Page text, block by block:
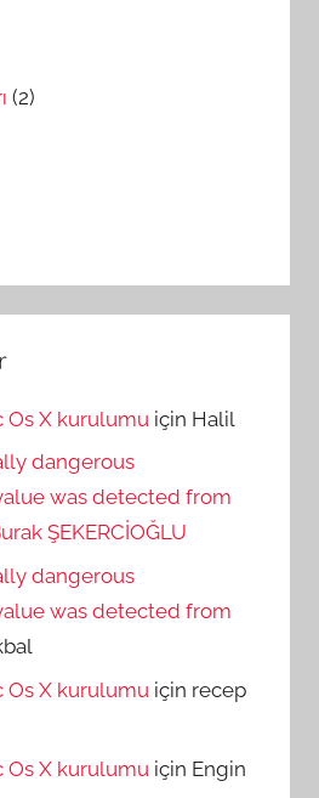
(2)
Os X kurulumu için Halil
dangerous
was detected from
ŞEKERCİOĞLU
dangerous
was detected from
Os X kurulumu için recep
Os X kurulumu için Engin